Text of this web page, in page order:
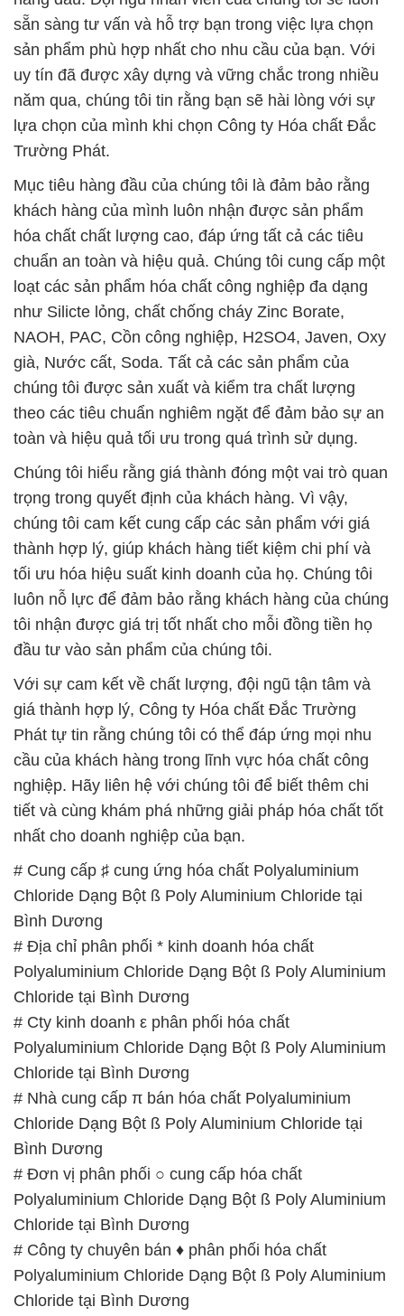
lựa chọn của mình khi chọn Công ty Hóa chất Đắc
Trường Phát.
Mục tiêu hàng đầu của chúng tôi là đảm bảo rằng
khách hàng của mình luôn nhận được sản phẩm
hóa chất chất lượng cao, đáp ứng tất cả các tiêu
chuẩn an toàn và hiệu quả. Chúng tôi cung cấp một
loạt các sản phẩm hóa chất công nghiệp đa dạng
như Silicte lỏng, chất chống cháy Zinc Borate,
NAOH, PAC, Cồn công nghiệp, H2SO4, Javen, Oxy
già, Nước cất, Soda. Tất cả các sản phẩm của
chúng tôi được sản xuất và kiểm tra chất lượng
theo các tiêu chuẩn nghiêm ngặt để đảm bảo sự an
toàn và hiệu quả tối ưu trong quá trình sử dụng.
Chúng tôi hiểu rằng giá thành đóng một vai trò quan
trọng trong quyết định của khách hàng. Vì vậy,
chúng tôi cam kết cung cấp các sản phẩm với giá
thành hợp lý, giúp khách hàng tiết kiệm chi phí và
tối ưu hóa hiệu suất kinh doanh của họ. Chúng tôi
luôn nỗ lực để đảm bảo rằng khách hàng của chúng
tôi nhận được giá trị tốt nhất cho mỗi đồng tiền họ
đầu tư vào sản phẩm của chúng tôi.
Với sự cam kết về chất lượng, đội ngũ tận tâm và
giá thành hợp lý, Công ty Hóa chất Đắc Trường
Phát tự tin rằng chúng tôi có thể đáp ứng mọi nhu
cầu của khách hàng trong lĩnh vực hóa chất công
nghiệp. Hãy liên hệ với chúng tôi để biết thêm chi
tiết và cùng khám phá những giải pháp hóa chất tốt
nhất cho doanh nghiệp của bạn.
# Cung cấp ♯ cung ứng hóa chất Polyaluminium
Chloride Dạng Bột ß Poly Aluminium Chloride tại
Bình Dương
# Địa chỉ phân phối * kinh doanh hóa chất
Polyaluminium Chloride Dạng Bột ß Poly Aluminium
Chloride tại Bình Dương
# Cty kinh doanh ε phân phối hóa chất
Polyaluminium Chloride Dạng Bột ß Poly Aluminium
Chloride tại Bình Dương
# Nhà cung cấp π bán hóa chất Polyaluminium
Chloride Dạng Bột ß Poly Aluminium Chloride tại
Bình Dương
# Đơn vị phân phối ○ cung cấp hóa chất
Polyaluminium Chloride Dạng Bột ß Poly Aluminium
Chloride tại Bình Dương
# Công ty chuyên bán ♦ phân phối hóa chất
Polyaluminium Chloride Dạng Bột ß Poly Aluminium
Chloride tại Bình Dương
# Nhà phân phối ∩ kinh doanh hóa chất
Polyaluminium Chloride Dạng Bột ß Poly Aluminium
Chloride tại Bình Dương
# Công ty chuyên phân phối Þ cung cấp hóa chất